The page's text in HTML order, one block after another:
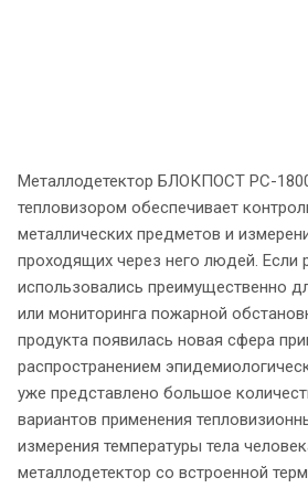
Металлодетектор БЛОКПОСТ РС-
тепловизором обеспечивает
металлических предметов и
проходящих через него людей. Если
использовались преимущественно
или мониторинга пожарной
продукта появилась новая сфера
распространением
уже представлено большое
вариантов применения
измерения температуры тела
металлодетектор со встроенной